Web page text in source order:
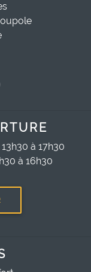
à 17h30
à 16h30